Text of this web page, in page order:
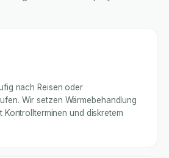
nach Reisen oder
Wir setzen Wärmebehandlung
und diskretem